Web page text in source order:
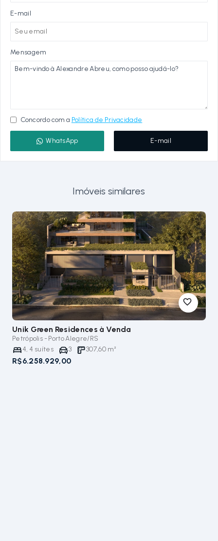
E-mail
Mensagem
Concordo com a Política de Privacidade
WhatsApp E-mail
Imóveis similares
Unik Green Residences à Venda
Petrópolis - Porto Alegre/RS
4, 4 suítes 3 307,60 m²
R$6.258.929,00